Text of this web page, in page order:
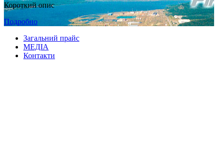
Короткий опис
Подробно
Загальний прайс
МЕДІА
Контакти